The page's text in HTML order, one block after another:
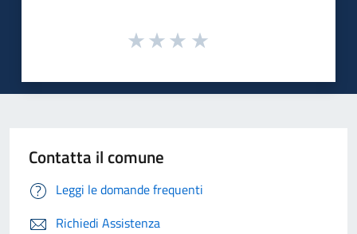
Contatta il comune
Leggi le domande frequenti
Richiedi Assistenza